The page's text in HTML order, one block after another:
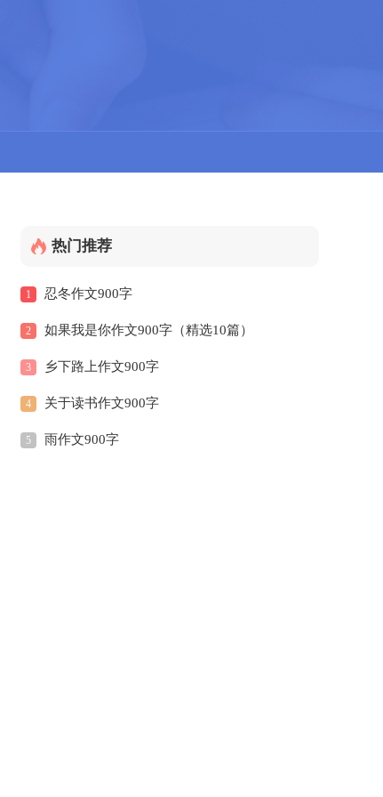
热门推荐
1 忍冬作文900字
2 如果我是你作文900字（精选10篇）
3 乡下路上作文900字
4 关于读书作文900字
5 雨作文900字